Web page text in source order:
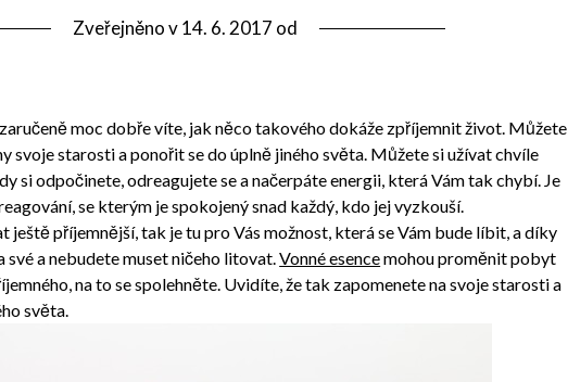
Zveřejněno v14. 6. 2017 od
moc dobře víte, jak něco takového dokáže zpříjemnit život. Můžete
svoje starosti a ponořit se do úplně jiného světa. Můžete si užívat chvíle
si odpočinete, odreagujete se a načerpáte energii, která Vám tak chybí. Je
se kterým je spokojený snad každý, kdo jej vyzkouší.
ještě příjemnější, tak je tu pro Vás možnost, která se Vám bude líbit, a díky
své a nebudete muset ničeho litovat.Vonné esencemohou proměnit pobyt
na to se spolehněte. Uvidíte, že tak zapomenete na svoje starosti a
světa.